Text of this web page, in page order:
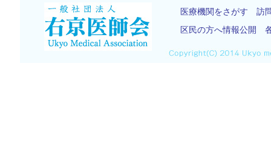
医療機関をさがす
訪
区民の方へ情報公開